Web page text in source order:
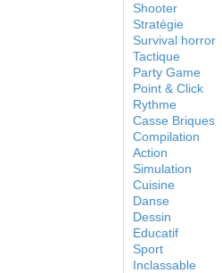
Shooter
Stratégie
Survival horror
Tactique
Party Game
Point & Click
Rythme
Casse Briques
Compilation
Action
Simulation
Cuisine
Danse
Dessin
Educatif
Sport
Inclassable